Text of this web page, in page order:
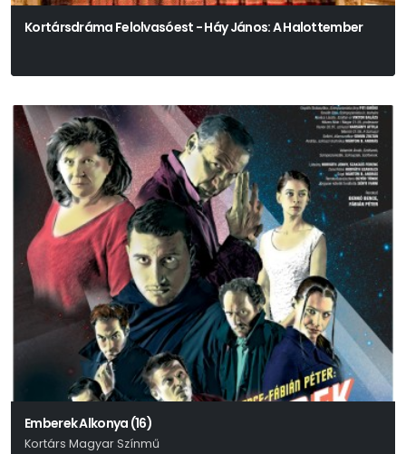
Kortársdráma Felolvasóest - Háy János: A Halottember
Emberek Alkonya (16)
Kortárs Magyar Színmű